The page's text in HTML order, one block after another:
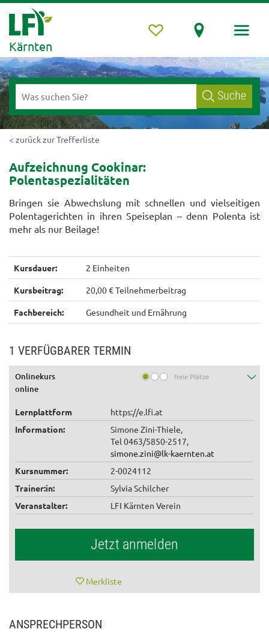
Kärnten
Suche
< zurück zur Trefferliste
Aufzeichnung Cookinar:
Polentaspezialitäten
Bringen sie Abwechslung mit schnellen und vielseitigen
Polentagerichten in ihren Speiseplan – denn Polenta ist
mehr als nur Beilage!
Kursdauer: 2 Einheiten
Kursbeitrag: 20,00 € Teilnehmerbeitrag
Fachbereich: Gesundheit und Ernährung
1 VERFÜGBARER TERMIN
Onlinekurs freie Plätze
online
Lernplattform
https://e.lfi.at
Information:
Simone Zini-Thiele,
Tel 0463/5850-2517,
simone.zini@lk-kaernten.at
Kursnummer:
2-0024112
Trainer:in:
Sylvia Schilcher
Veranstalter:
LFI Kärnten Verein
Jetzt anmelden
Merkliste
ANSPRECHPERSON